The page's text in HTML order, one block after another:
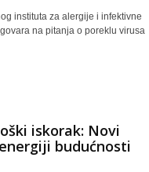
instituta za alergije i infektivne
na pitanja o poreklu virusa
iskorak: Novi
budućnosti